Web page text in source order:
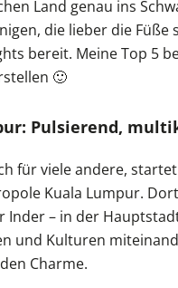
Land genau ins
die lieber die Füße
bereit. Meine Top 5
🙂
Pulsierend,
für viele andere,
Kuala Lumpur.
Inder – in der
und Kulturen
Charme.